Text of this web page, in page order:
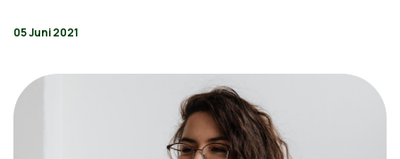
05 Juni 2021